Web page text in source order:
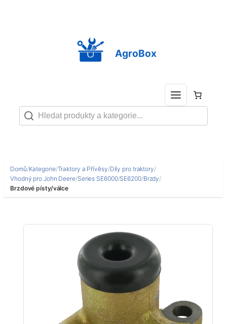
AgroBox
Domů/Kategorie/Traktory a Přívěsy/Díly pro traktory/
Vhodný pro John Deere/Series SE6000/SE6200/Brzdy/
Brzdové písty/válce